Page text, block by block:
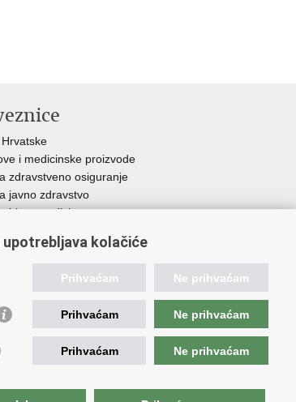
i medicinske proizvode
zdravstveno osiguranje
javno zdravstvo
hitnu medicinu
upotrebljava kolačiće
Prihvaćam Ne prihvaćam
Prihvaćam Ne prihvaćam
Prihvaćam Ne prihvaćam